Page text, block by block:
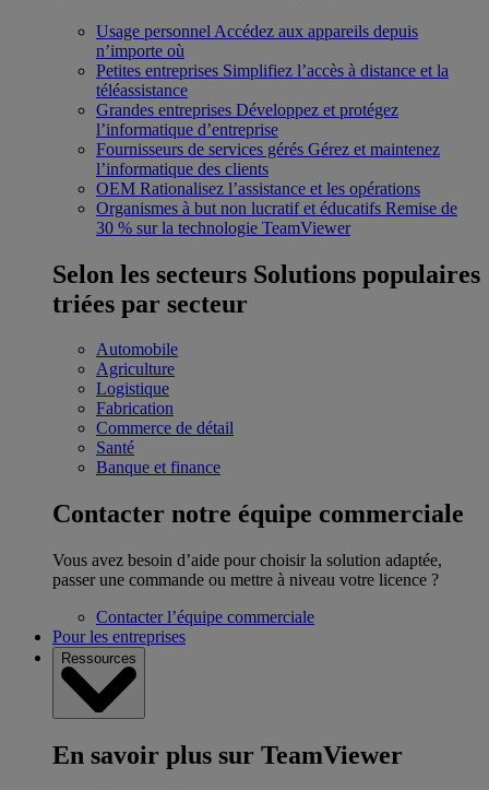
Usage personnel Accédez aux appareils depuis
n’importe où
Petites entreprises Simplifiez l’accès à distance et la
téléassistance
Grandes entreprises Développez et protégez
l’informatique d’entreprise
Fournisseurs de services gérés Gérez et maintenez
l’informatique des clients
OEM Rationalisez l’assistance et les opérations
Organismes à but non lucratif et éducatifs Remise de
30 % sur la technologie TeamViewer
Selon les secteurs Solutions populaires
triées par secteur
Automobile
Agriculture
Logistique
Fabrication
Commerce de détail
Santé
Banque et finance
Contacter notre équipe commerciale
Vous avez besoin d’aide pour choisir la solution adaptée,
passer une commande ou mettre à niveau votre licence ?
Contacter l’équipe commerciale
Pour les entreprises
Ressources
En savoir plus sur TeamViewer